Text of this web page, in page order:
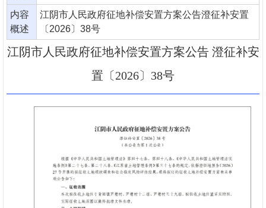
内容
概述
江阴市人民政府征地补偿安置方案公告澄征补安置
〔2026〕38号
江阴市人民政府征地补偿安置方案公告 澄征补安
置〔2026〕38号